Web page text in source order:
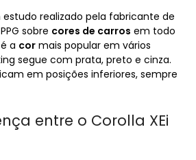
realizado pela fabricante de
sobre cores de carros em todo
a cor mais popular em vários
segue com prata, preto e cinza.
em posições inferiores, sempre
entre o Corolla XEi